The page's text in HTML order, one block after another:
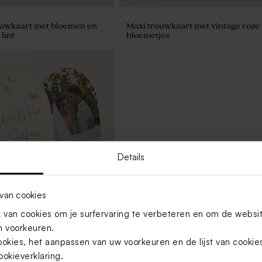
Details
cookies
cookies om je surfervaring te verbeteren en om de
voorkeuren.
het aanpassen van uw voorkeuren en de lijst van
.
met bloemen en
lint
Maxi trouwkaart met vintage roze
bloemetjes
met bloemetjes